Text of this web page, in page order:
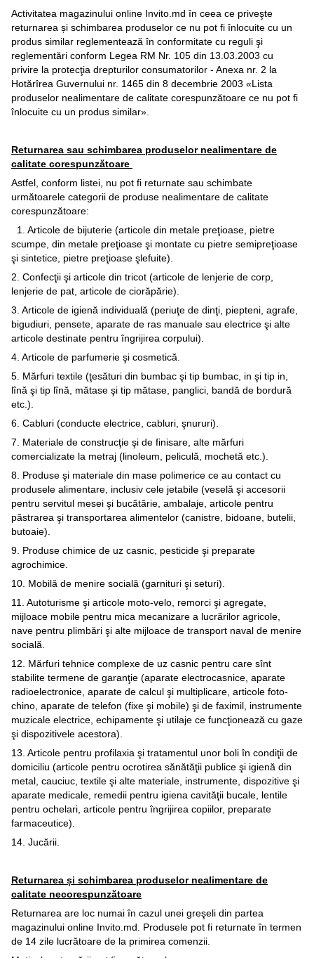
Activitatea magazinului online Invito.md în ceea ce priveşte
returnarea și schimbarea produselor ce nu pot fi înlocuite cu un
produs similar reglementează în conformitate cu reguli şi
reglementări conform Legea RM Nr. 105 din 13.03.2003 cu
privire la protecţia drepturilor consumatorilor - Anexa nr. 2 la
Hotărîrea Guvernului nr. 1465 din 8 decembrie 2003 «Lista
produselor nealimentare de calitate corespunzătoare ce nu pot fi
înlocuite cu un produs similar».
Returnarea sau schimbarea produselor nealimentare de
calitate corespunzătoare
Astfel, conform listei, nu pot fi returnate sau schimbate
următoarele categorii de produse nealimentare de calitate
corespunzătoare:
1. Articole de bijuterie (articole din metale preţioase, pietre
scumpe, din metale preţioase şi montate cu pietre semipreţioase
şi sintetice, pietre preţioase şlefuite).
2. Confecţii şi articole din tricot (articole de lenjerie de corp,
lenjerie de pat, articole de ciorăpărie).
3. Articole de igienă individuală (periuţe de dinţi, piepteni, agrafe,
bigudiuri, pensete, aparate de ras manuale sau electrice şi alte
articole destinate pentru îngrijirea corpului).
4. Articole de parfumerie şi cosmetică.
5. Mărfuri textile (ţesături din bumbac şi tip bumbac, in şi tip in,
lînă şi tip lînă, mătase şi tip mătase, panglici, bandă de bordură
etc.).
6. Cabluri (conducte electrice, cabluri, şnururi).
7. Materiale de construcţie şi de finisare, alte mărfuri
comercializate la metraj (linoleum, peliculă, mochetă etc.).
8. Produse şi materiale din mase polimerice ce au contact cu
produsele alimentare, inclusiv cele jetabile (veselă şi accesorii
pentru servitul mesei şi bucătărie, ambalaje, articole pentru
păstrarea şi transportarea alimentelor (canistre, bidoane, butelii,
butoaie).
9. Produse chimice de uz casnic, pesticide şi preparate
agrochimice.
10. Mobilă de menire socială (garnituri şi seturi).
11. Autoturisme şi articole moto-velo, remorci şi agregate,
mijloace mobile pentru mica mecanizare a lucrărilor agricole,
nave pentru plimbări şi alte mijloace de transport naval de menire
socială.
12. Mărfuri tehnice complexe de uz casnic pentru care sînt
stabilite termene de garanţie (aparate electrocasnice, aparate
radioelectronice, aparate de calcul şi multiplicare, articole foto-
chino, aparate de telefon (fixe şi mobile) şi de faximil, instrumente
muzicale electrice, echipamente şi utilaje ce funcţionează cu gaze
şi dispozitivele acestora).
13. Articole pentru profilaxia şi tratamentul unor boli în condiţii de
domiciliu (articole pentru ocrotirea sănătăţii publice şi igienă din
metal, cauciuc, textile şi alte materiale, instrumente, dispozitive şi
aparate medicale, remedii pentru igiena cavităţii bucale, lentile
pentru ochelari, articole pentru îngrijirea copiilor, preparate
farmaceutice).
14. Jucării.
Returnarea și schimbarea produselor nealimentare de
calitate necorespunzătoare
Returnarea are loc numai în cazul unei greşeli din partea
magazinului online Invito.md. Produsele pot fi returnate în termen
de 14 zile lucrătoare de la primirea comenzii.